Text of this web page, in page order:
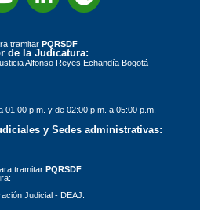
tramitar PQRSDF
de la Judicatura:
Alfonso Reyes Echandía Bogotá -
01:00 p.m. y de 02:00 p.m. a 05:00 p.m.
y Sedes administrativas:
tramitar PQRSDF
Judicial - DEAJ: